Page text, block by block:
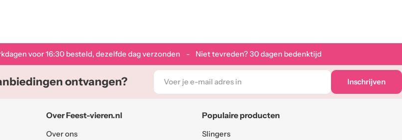
voor 16:30 besteld, dezelfde dag verzonden - Niet tevreden? 30 dagen bedenktijd
ontvangen?
E-
mail
Inschrijven
Over Feest-vieren.nl
Over ons
Populaire producten
Slingers